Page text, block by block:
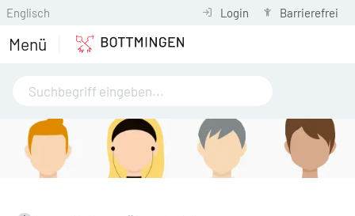
Englisch Login Barrierefrei
Menü